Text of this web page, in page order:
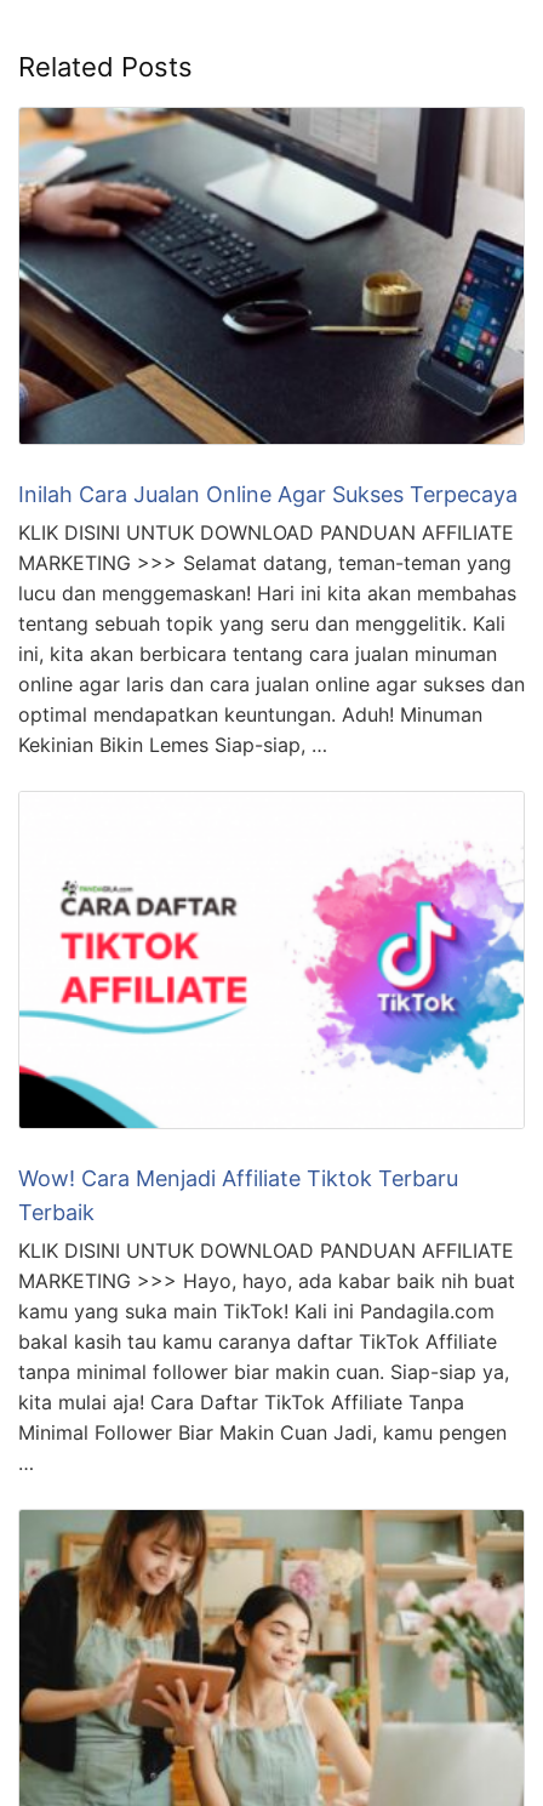
Related Posts
Inilah Cara Jualan Online Agar Sukses Terpecaya
KLIK DISINI UNTUK DOWNLOAD PANDUAN AFFILIATE
MARKETING >>> Selamat datang, teman-teman yang
lucu dan menggemaskan! Hari ini kita akan membahas
tentang sebuah topik yang seru dan menggelitik. Kali
ini, kita akan berbicara tentang cara jualan minuman
online agar laris dan cara jualan online agar sukses dan
optimal mendapatkan keuntungan. Aduh! Minuman
Kekinian Bikin Lemes Siap-siap, …
Wow! Cara Menjadi Affiliate Tiktok Terbaru
Terbaik
KLIK DISINI UNTUK DOWNLOAD PANDUAN AFFILIATE
MARKETING >>> Hayo, hayo, ada kabar baik nih buat
kamu yang suka main TikTok! Kali ini Pandagila.com
bakal kasih tau kamu caranya daftar TikTok Affiliate
tanpa minimal follower biar makin cuan. Siap-siap ya,
kita mulai aja! Cara Daftar TikTok Affiliate Tanpa
Minimal Follower Biar Makin Cuan Jadi, kamu pengen
…